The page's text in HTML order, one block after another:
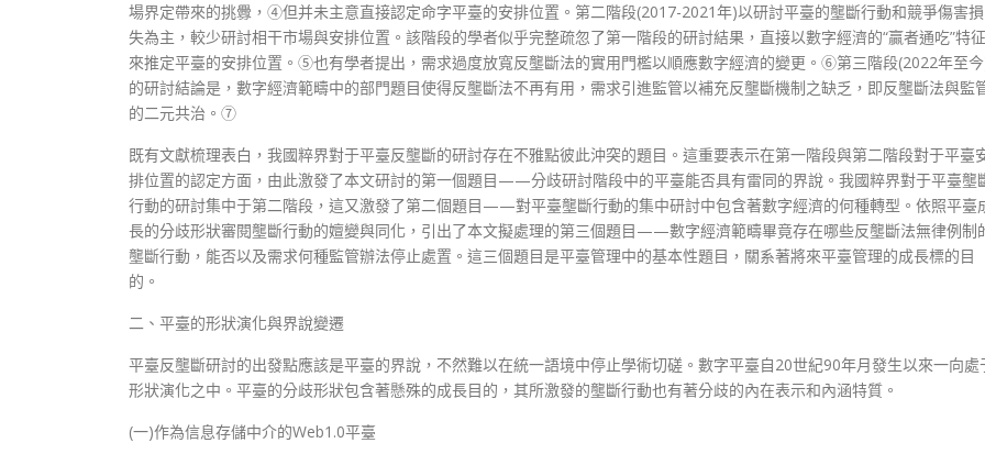
場界定帶來的挑釁，④但并未主意直接認定命字平臺的安排位置。第二階段(2017-2021年)以研討平臺的壟斷行動和競爭傷害損
失為主，較少研討相干市場與安排位置。該階段的學者似乎完整疏忽了第一階段的研討結果，直接以數字經濟的“贏者通吃”特征
來推定平臺的安排位置。⑤也有學者提出，需求過度放寬反壟斷法的實用門檻以順應數字經濟的變更。⑥第三階段(2022年至
的研討結論是，數字經濟範疇中的部門題目使得反壟斷法不再有用，需求引進監管以補充反壟斷機制之缺乏，即反壟斷法與監
的二元共治。⑦
既有文獻梳理表白，我國粹界對于平臺反壟斷的研討存在不雅點彼此沖突的題目。這重要表示在第一階段與第二階段對于平臺
排位置的認定方面，由此激發了本文研討的第一個題目——分歧研討階段中的平臺能否具有雷同的界說。我國粹界對于平臺壟
行動的研討集中于第二階段，這又激發了第二個題目——對平臺壟斷行動的集中研討中包含著數字經濟的何種轉型。依照平臺
長的分歧形狀審閱壟斷行動的嬗變與同化，引出了本文擬處理的第三個題目——數字經濟範疇畢竟存在哪些反壟斷法無律例制
壟斷行動，能否以及需求何種監管辦法停止處置。這三個題目是平臺管理中的基本性題目，關系著將來平臺管理的成長標的目
的。
二、平臺的形狀演化與界說變遷
平臺反壟斷研討的出發點應該是平臺的界說，不然難以在統一語境中停止學術切磋。數字平臺自20世紀90年月發生以來一向處
形狀演化之中。平臺的分歧形狀包含著懸殊的成長目的，其所激發的壟斷行動也有著分歧的內在表示和內涵特質。
(一)作為信息存儲中介的Web1.0平臺